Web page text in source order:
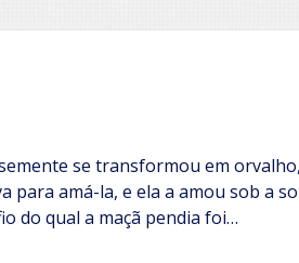
se transformou em
para amá-la, e ela a amou sob a
do qual a maçã pendia foi…